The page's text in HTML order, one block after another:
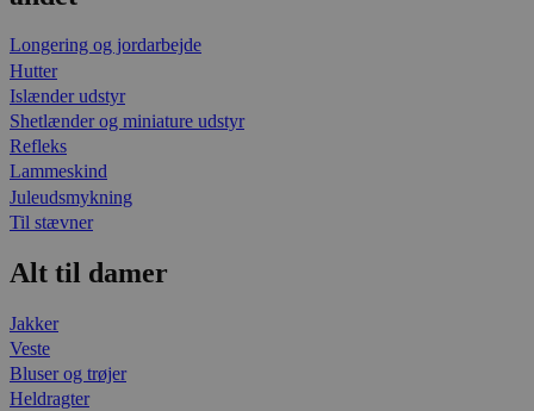
Longering og jordarbejde
Hutter
Islænder udstyr
Shetlænder og miniature udstyr
Refleks
Lammeskind
Juleudsmykning
Til stævner
Alt til damer
Jakker
Veste
Bluser og trøjer
Heldragter